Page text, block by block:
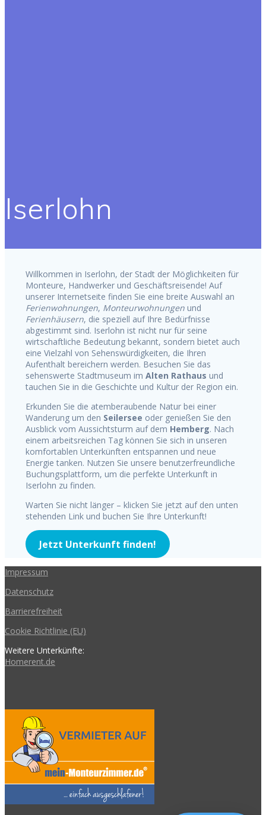
Iserlohn
Willkommen in Iserlohn, der Stadt der Möglichkeiten für
Monteure, Handwerker und Geschäftsreisende! Auf
unserer Internetseite finden Sie eine breite Auswahl an
Ferienwohnungen, Monteurwohnungenund
Ferienhäusern, die speziell auf Ihre Bedürfnisse
abgestimmt sind. Iserlohn ist nicht nur für seine
wirtschaftliche Bedeutung bekannt, sondern bietet auch
eine Vielzahl von Sehenswürdigkeiten, die Ihren
Aufenthalt bereichern werden. Besuchen Sie das
sehenswerte Stadtmuseum im Alten Rathaus und
tauchen Sie in die Geschichte und Kultur der Region ein.
Erkunden Sie die atemberaubende Natur bei einer
Wanderung um den Seilersee oder genießen Sie den
Ausblick vom Aussichtsturm auf dem Hemberg. Nach
einem arbeitsreichen Tag können Sie sich in unseren
komfortablen Unterkünften entspannen und neue
Energie tanken. Nutzen Sie unsere benutzerfreundliche
Buchungsplattform, um die perfekte Unterkunft in
Iserlohn zu finden.
Warten Sie nicht länger – klicken Sie jetzt auf den unten
stehenden Link und buchen Sie Ihre Unterkunft!
Jetzt Unterkunft finden!
Impressum
Datenschutz
Barrierefreiheit
Cookie Richtlinie (EU)
Weitere Unterkünfte:
Homerent.de